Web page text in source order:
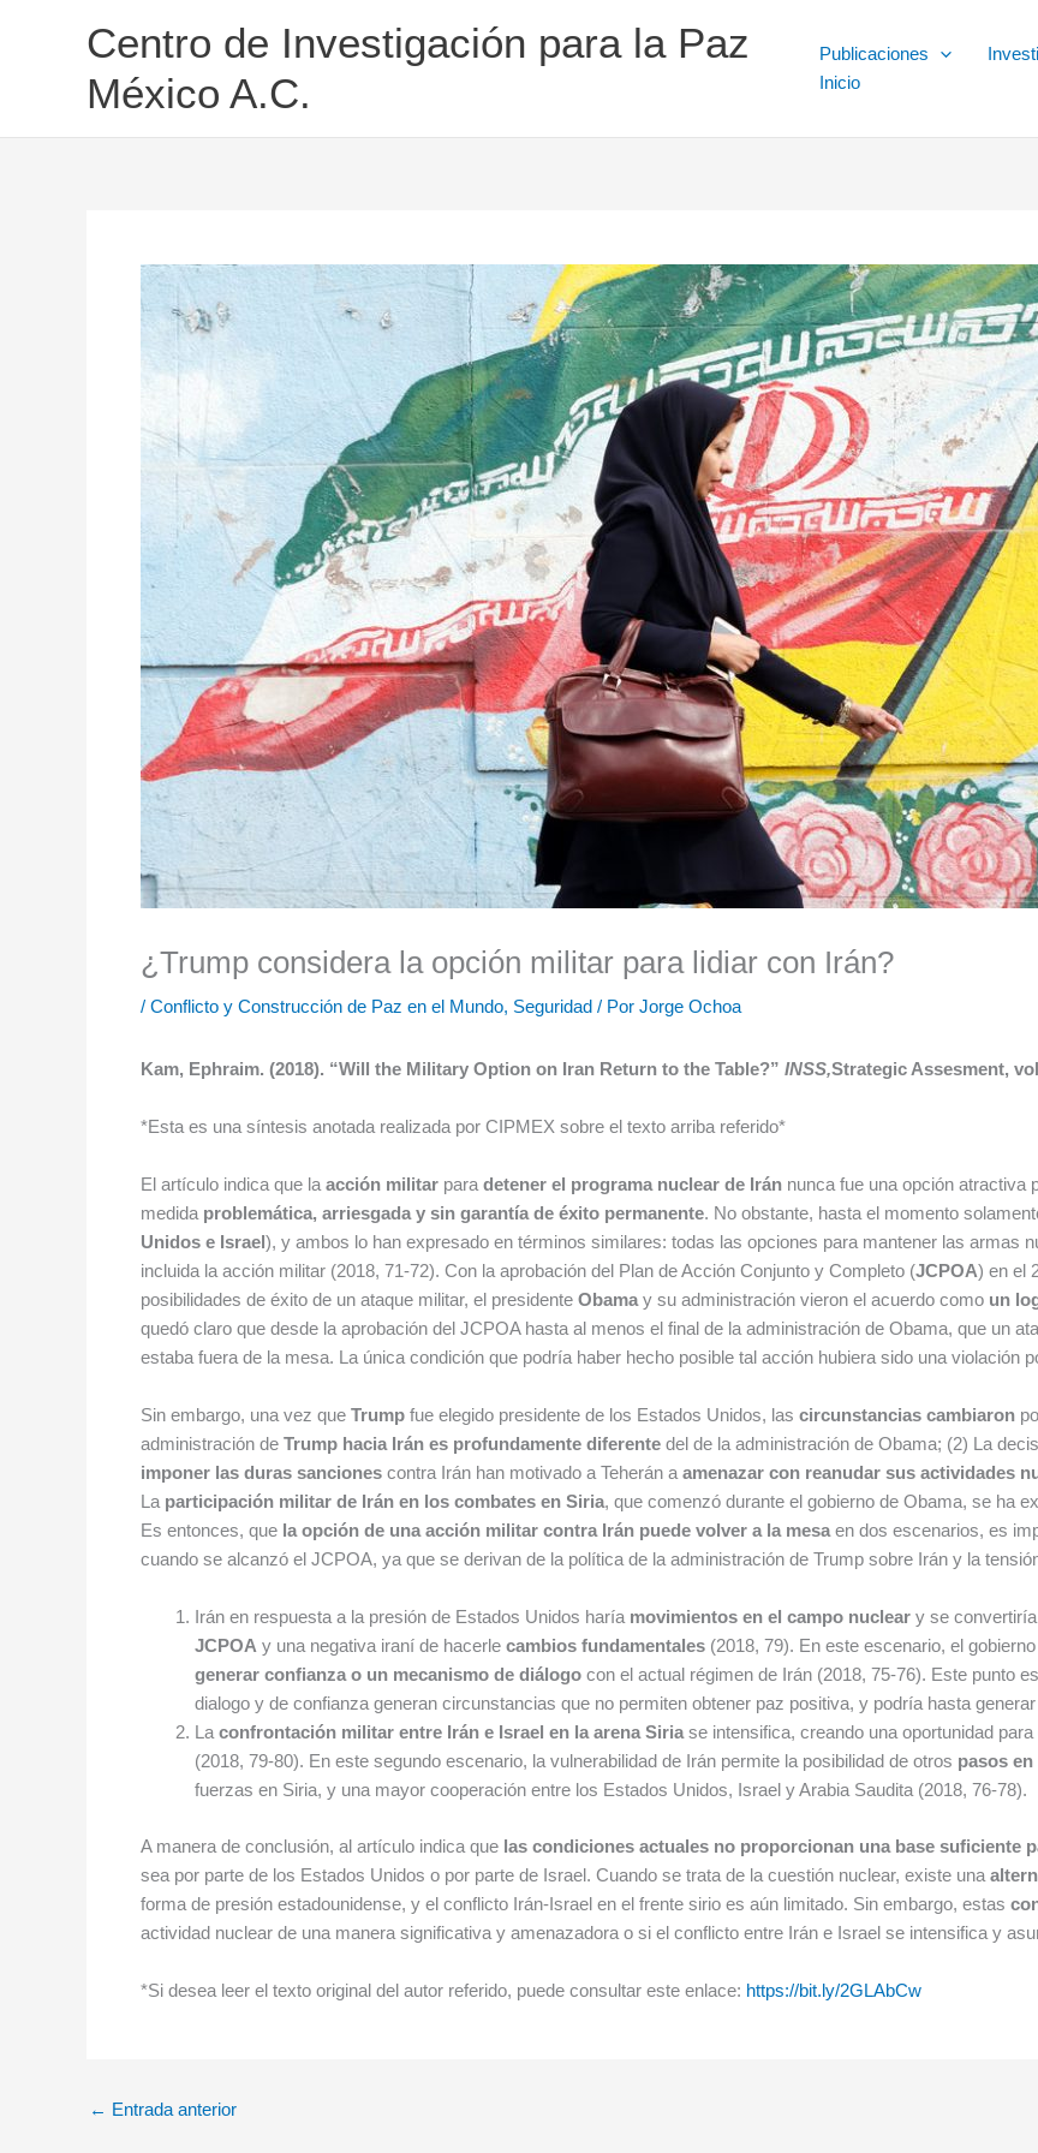
Centro de Investigación para la Paz
México A.C.
Publicaciones
Inicio
¿Trump considera la opción militar para lidiar con Irán?
/ Conflicto y Construcción de Paz en el Mundo, Seguridad / Por Jorge Ochoa
Kam, Ephraim. (2018). “Will the Military Option on Iran Return to the Table?” INSS,Strategic Assesment,
*Esta es una síntesis anotada realizada por CIPMEX sobre el texto arriba referido*
El artículo indica que la acción militar para detener el programa nuclear de Irán nunca fue una opción atractiva
medida problemática, arriesgada y sin garantía de éxito permanente. No obstante, hasta el momento
Unidos e Israel), y ambos lo han expresado en términos similares: todas las opciones para mantener las armas
incluida la acción militar (2018, 71-72). Con la aprobación del Plan de Acción Conjunto y Completo (JCPOA) en el
posibilidades de éxito de un ataque militar, el presidente Obama y su administración vieron el acuerdo como un
quedó claro que desde la aprobación del JCPOA hasta al menos el final de la administración de Obama, que un
estaba fuera de la mesa. La única condición que podría haber hecho posible tal acción hubiera sido una violación
Sin embargo, una vez que Trump fue elegido presidente de los Estados Unidos, las circunstancias cambiaron
administración de Trump hacia Irán es profundamente diferente del de la administración de Obama; (2) La
imponer las duras sanciones contra Irán han motivado a Teherán a amenazar con reanudar sus actividades
La participación militar de Irán en los combates en Siria, que comenzó durante el gobierno de Obama, se ha
Es entonces, que la opción de una acción militar contra Irán puede volver a la mesa en dos escenarios, es
cuando se alcanzó el JCPOA, ya que se derivan de la política de la administración de Trump sobre Irán y la
Irán en respuesta a la presión de Estados Unidos haría movimientos en el campo nuclear y se
JCPOA y una negativa iraní de hacerle cambios fundamentales (2018, 79). En este escenario, el
generar confianza o un mecanismo de diálogo con el actual régimen de Irán (2018, 75-76). Este punto
dialogo y de confianza generan circunstancias que no permiten obtener paz positiva, y podría hasta
La confrontación militar entre Irán e Israel en la arena Siria se intensifica, creando una oportunidad
(2018, 79-80). En este segundo escenario, la vulnerabilidad de Irán permite la posibilidad de otros pasos
fuerzas en Siria, y una mayor cooperación entre los Estados Unidos, Israel y Arabia Saudita (2018, 76-78).
A manera de conclusión, al artículo indica que las condiciones actuales no proporcionan una base suficiente
sea por parte de los Estados Unidos o por parte de Israel. Cuando se trata de la cuestión nuclear, existe una
forma de presión estadounidense, y el conflicto Irán-Israel en el frente sirio es aún limitado. Sin embargo, estas
actividad nuclear de una manera significativa y amenazadora o si el conflicto entre Irán e Israel se intensifica y
*Si desea leer el texto original del autor referido, puede consultar este enlace: https://bit.ly/2GLAbCw
← Entrada anterior